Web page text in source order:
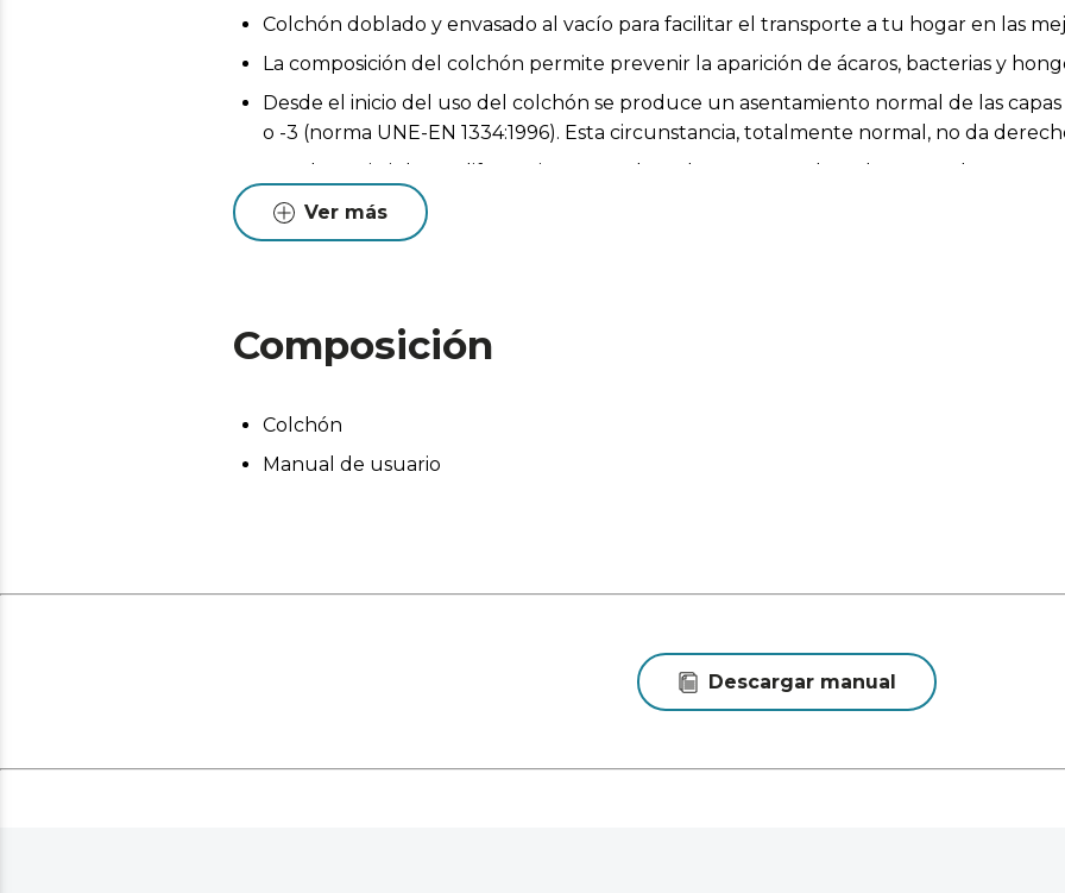
Colchón doblado y envasado al vacío para facilitar el transporte a tu hogar en las
La composición del colchón permite prevenir la aparición de ácaros, bacterias y
Desde el inicio del uso del colchón se produce un asentamiento normal de las
o -3 (norma UNE-EN 1334:1996). Esta circunstancia, totalmente normal, no da
Pueden existir leves diferencias entre el producto mostrado y el entregado en
Estas variaciones son normales y no afectan a la calidad ni a la utilidad del artículo.
Ver más
Composición
Colchón
Manual de usuario
Descargar manual